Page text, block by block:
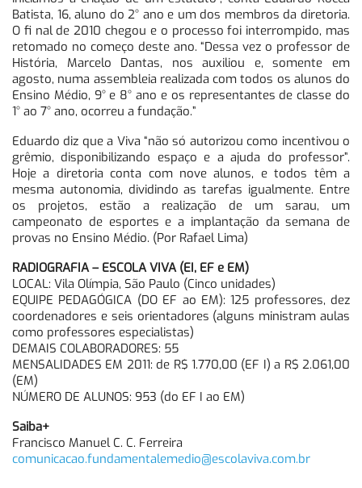
Batista, 16, aluno do 2° ano e um dos membros da diretoria.
O fi nal de 2010 chegou e o processo foi interrompido, mas
retomado no começo deste ano. “Dessa vez o professor de
História, Marcelo Dantas, nos auxiliou e, somente em
agosto, numa assembleia realizada com todos os alunos do
Ensino Médio, 9° e 8° ano e os representantes de classe do
1° ao 7° ano, ocorreu a fundação.”
Eduardo diz que a Viva “não só autorizou como incentivou o
grêmio, disponibilizando espaço e a ajuda do professor”.
Hoje a diretoria conta com nove alunos, e todos têm a
mesma autonomia, dividindo as tarefas igualmente. Entre
os projetos, estão a realização de um sarau, um
campeonato de esportes e a implantação da semana de
provas no Ensino Médio. (Por Rafael Lima)
RADIOGRAFIA – ESCOLA VIVA (EI, EF e EM)
LOCAL: Vila Olímpia, São Paulo (Cinco unidades)
EQUIPE PEDAGÓGICA (DO EF ao EM): 125 professores, dez
coordenadores e seis orientadores (alguns ministram aulas
como professores especialistas)
DEMAIS COLABORADORES: 55
MENSALIDADES EM 2011: de R$ 1.770,00 (EF I) a R$ 2.061,00
(EM)
NÚMERO DE ALUNOS: 953 (do EF I ao EM)
Saiba+
Francisco Manuel C. C. Ferreira
comunicacao.fundamentalemedio@escolaviva.com.br